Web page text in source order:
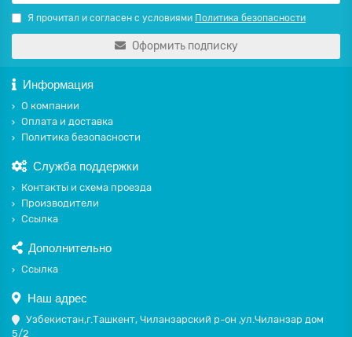
Я прочитал и согласен с условиями Политика безопасности
Оформить подписку
Информация
О компании
Оплата и доставка
Политика безопасности
Служба поддержки
Контакты и схема проезда
Производители
Ссылка
Дополнительно
Ссылка
Наш адрес
Узбекистан,г.Ташкент, Чиланзарский р-он ,ул.Чиланзар дом
5/2